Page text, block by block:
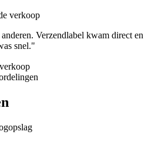
verkoop
Verzendlabel kwam direct en
snel."